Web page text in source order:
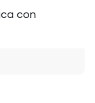
con